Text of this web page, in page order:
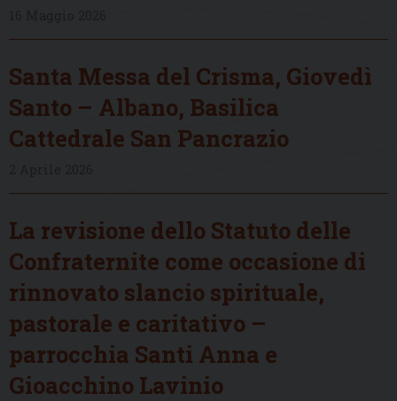
Santa Messa del Crisma, Giovedì
Santo – Albano, Basilica
Cattedrale San Pancrazio
La revisione dello Statuto delle
Confraternite come occasione di
rinnovato slancio spirituale,
pastorale e caritativo –
parrocchia Santi Anna e
Gioacchino Lavinio